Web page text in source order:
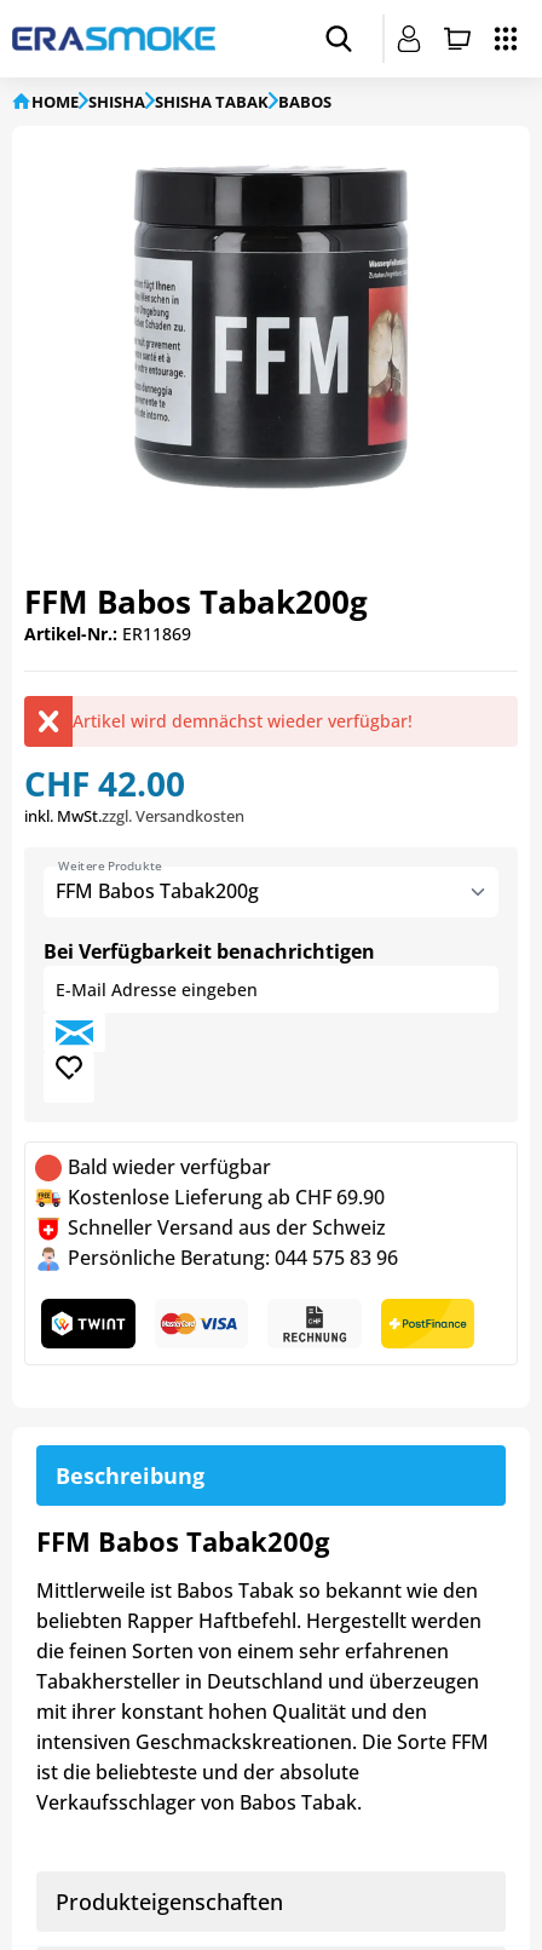
HOME SHISHA SHISHA TABAK BABOS
FFM Babos Tabak200g
Artikel-Nr.: ER11869
Artikel wird demnächst wieder verfügbar!
CHF 42.00
inkl. MwSt.zzgl. Versandkosten
FFM Babos Tabak200g
Weitere Produkte
Bei Verfügbarkeit benachrichtigen
Bald wieder verfügbar
Kostenlose Lieferung ab CHF 69.90
Schneller Versand aus der Schweiz
Persönliche Beratung: 044 575 83 96
Beschreibung
FFM Babos Tabak200g
Mittlerweile ist Babos Tabak so bekannt wie den
beliebten Rapper Haftbefehl. Hergestellt werden
die feinen Sorten von einem sehr erfahrenen
Tabakhersteller in Deutschland und überzeugen
mit ihrer konstant hohen Qualität und den
intensiven Geschmackskreationen. Die Sorte FFM
ist die beliebteste und der absolute
Verkaufsschlager von Babos Tabak.
Produkteigenschaften